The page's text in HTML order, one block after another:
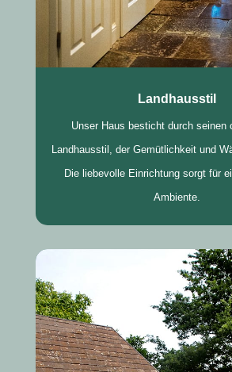
Landhausstil
Unser Haus besticht durch seinen
Landhausstil, der Gemütlichkeit und
Die liebevolle Einrichtung sorgt für
Ambiente.